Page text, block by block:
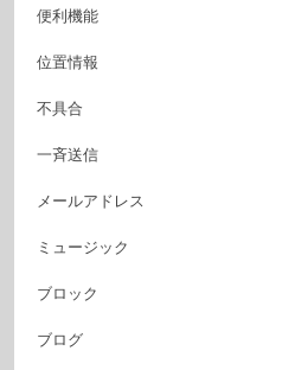
便利機能
位置情報
不具合
一斉送信
メールアドレス
ミュージック
ブロック
ブログ